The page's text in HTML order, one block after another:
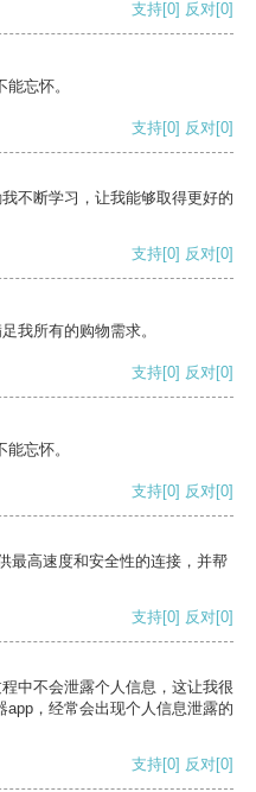
支持[0] 反对[0]
忘怀。
支持[0] 反对[0]
不断学习，让我能够取得更好的
支持[0] 反对[0]
我所有的购物需求。
支持[0] 反对[0]
忘怀。
支持[0] 反对[0]
最高速度和安全性的连接，并帮
支持[0] 反对[0]
中不会泄露个人信息，这让我很
，经常会出现个人信息泄露的
支持[0] 反对[0]